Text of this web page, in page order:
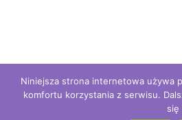
Niniejsza strona internetowa używa
komfortu korzystania z serwisu.
się